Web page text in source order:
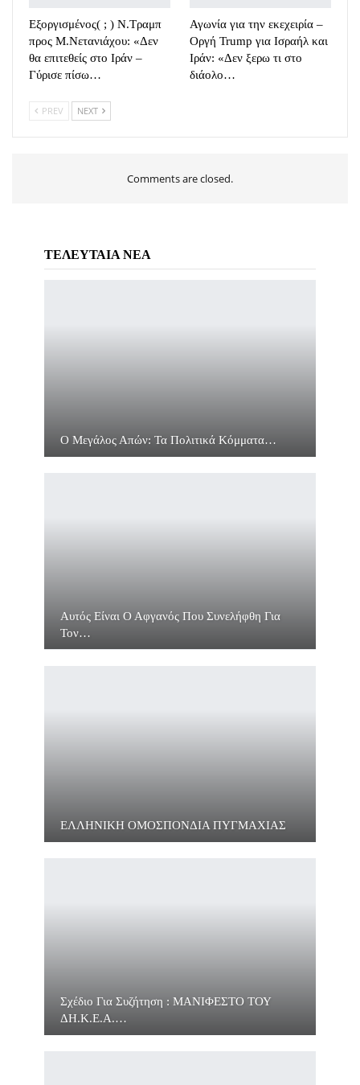
Εξοργισμένος( ; ) Ν.Τραμπ
προς Μ.Νετανιάχου: «Δεν
θα επιτεθείς στο Ιράν –
Γύρισε πίσω…
Αγωνία για την εκεχειρία –
Οργή Trump για Ισραήλ και
Ιράν: «Δεν ξερω τι στο
διάολο…
PREV NEXT
Comments are closed.
ΤΕΛΕΥΤΑΙΑ ΝΕΑ
Ο Μεγάλος Απών: Τα Πολιτικά Κόμματα…
Αυτός Είναι Ο Αφγανός Που Συνελήφθη Για
Τον…
ΕΛΛΗΝΙΚΗ ΟΜΟΣΠΟΝΔΙΑ ΠΥΓΜΑΧΙΑΣ
Σχέδιο Για Συζήτηση : ΜΑΝΙΦΕΣΤΟ ΤΟΥ
ΔΗ.Κ.Ε.Α.…